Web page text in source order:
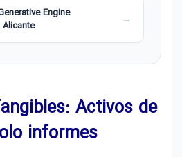
Engine
Engine
Engine
Activos de
informes